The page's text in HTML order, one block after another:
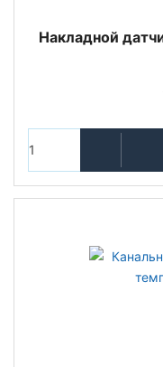
Накладной